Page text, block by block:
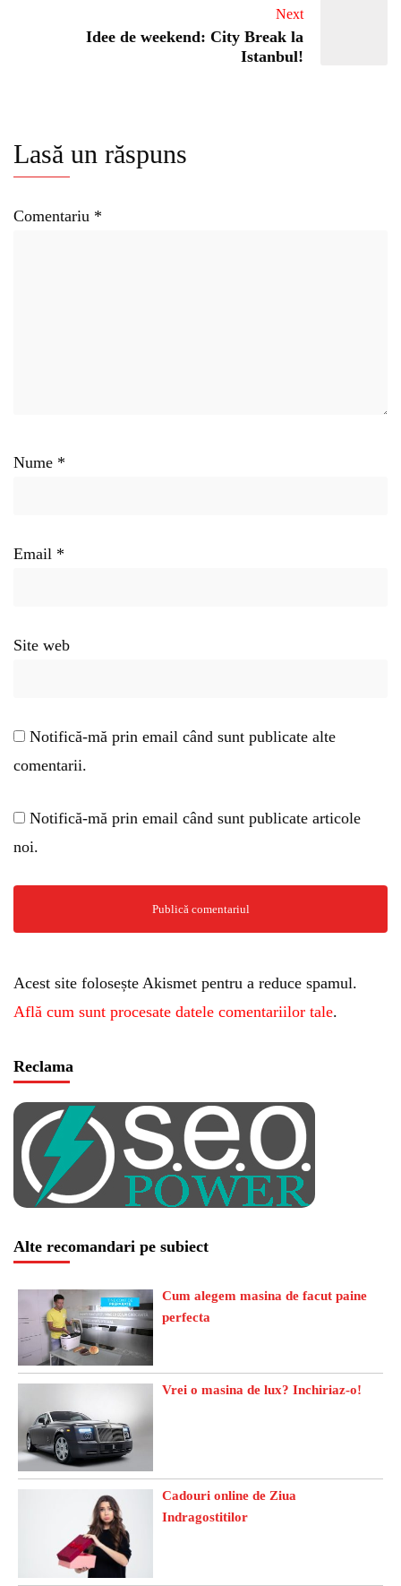
Next
Idee de weekend: City Break la
Istanbul!
Lasă un răspuns
Comentariu *
Nume *
Email *
Site web
Notifică-mă prin email când sunt publicate alte
comentarii.
Notifică-mă prin email când sunt publicate articole
noi.
Acest site folosește Akismet pentru a reduce spamul.
Află cum sunt procesate datele comentariilor tale.
Reclama
Alte recomandari pe subiect
Cum alegem masina de facut paine
perfecta
Vrei o masina de lux? Inchiriaz-o!
Cadouri online de Ziua
Indragostitilor